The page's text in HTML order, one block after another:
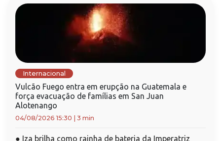
Internacional
Vulcão Fuego entra em erupção na Guatemala e
força evacuação de famílias em San Juan
Alotenango
04/08/2026 15:30 3 min
● Iza brilha como rainha de bateria da Imperatriz